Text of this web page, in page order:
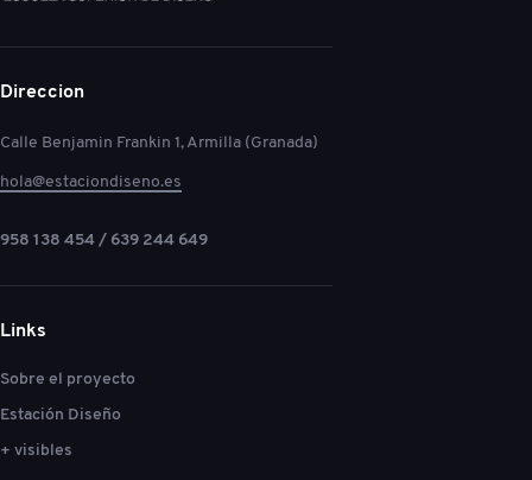
Direccion
Calle Benjamin Frankin 1, Armilla (Granada)
hola@estaciondiseno.es
958 138 454 / 639 244 649
Links
Sobre el proyecto
Estación Diseño
+ visibles